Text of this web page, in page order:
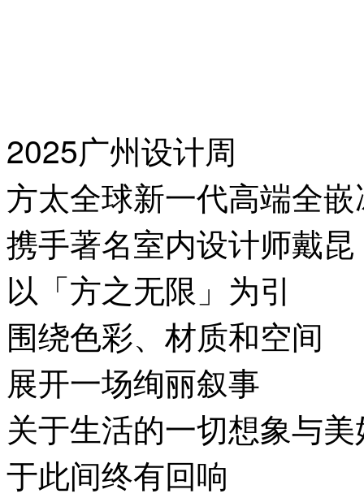
2025广州设计周
方太全球新一代高端全
携手著名室内设计师戴昆
以「方之无限」为引
围绕色彩、材质和空间
展开一场绚丽叙事
关于生活的一切想象与
于此间终有回响